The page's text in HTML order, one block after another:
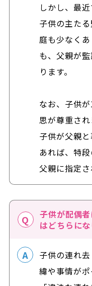
しかし、最
子供の主た
庭も少なく
も、父親が
ります。
なお、子供
思が尊重され
子供が父親
あれば、特
父親に指定さ
子供が配偶
はどちらに
子供の連れ
緯や事情がポ